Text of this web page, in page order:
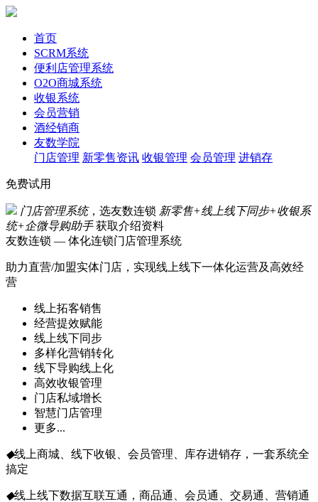
首页
SCRM系统
便利店管理系统
O2O商城系统
收银系统
会员营销
酒经销商
友数学院
门店管理 新零售资讯 收银管理 会员管理 进销存
免费试用
门店管理系统，选友数连锁 新零售+线上线下同步+收银系
统+企微导购助手 获取介绍资料
友数连锁 — 体化连锁门店管理系统
助力直营/加盟实体门店，实现线上线下一体化运营及高效经
营
线上拓客销售
经营提效赋能
线上线下同步
多样化营销转化
线下导购线上化
高效收银管理
门店私域增长
智慧门店管理
更多...
◆线上商城、线下收银、会员管理、库存进销存，一套系统全
搞定
◆线上线下数据互联互通，商品通、会员通、交易通、营销通